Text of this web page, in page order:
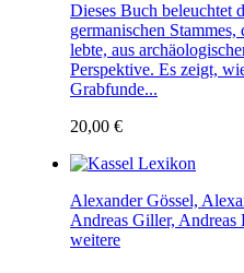
Dieses Buch beleuchtet
germanischen
lebte, aus
Perspektive. Es zeigt,
Grabfunde...
20,00 €
Alexander Gössel,
Andreas Giller, Andreas
weitere